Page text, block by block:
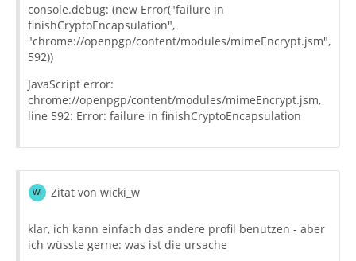
console.debug: (new Error("failure in
finishCryptoEncapsulation",
"chrome://openpgp/content/modules/mimeEncrypt.jsm",
592))
JavaScript error:
chrome://openpgp/content/modules/mimeEncrypt.jsm,
line 592: Error: failure in finishCryptoEncapsulation
Zitat von wicki_w
klar, ich kann einfach das andere profil benutzen - aber
ich wüsste gerne: was ist die ursache